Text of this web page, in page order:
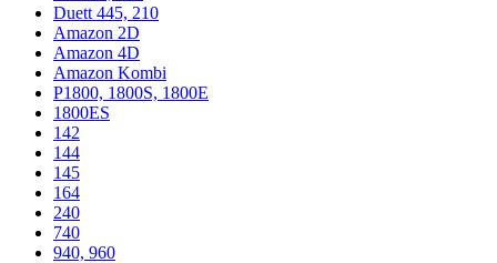
Duett 445, 210
Amazon 2D
Amazon 4D
Amazon Kombi
P1800, 1800S, 1800E
1800ES
142
144
145
164
240
740
940, 960